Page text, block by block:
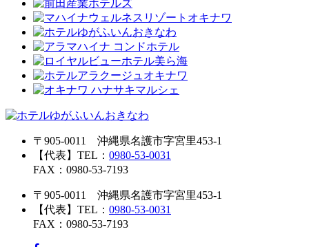
〒905-0011 沖縄県名護市字宮里453-1
【代表】TEL： 0980-53-0031
FAX：0980-53-7193
〒905-0011 沖縄県名護市字宮里453-1
【代表】TEL： 0980-53-0031
FAX：0980-53-7193